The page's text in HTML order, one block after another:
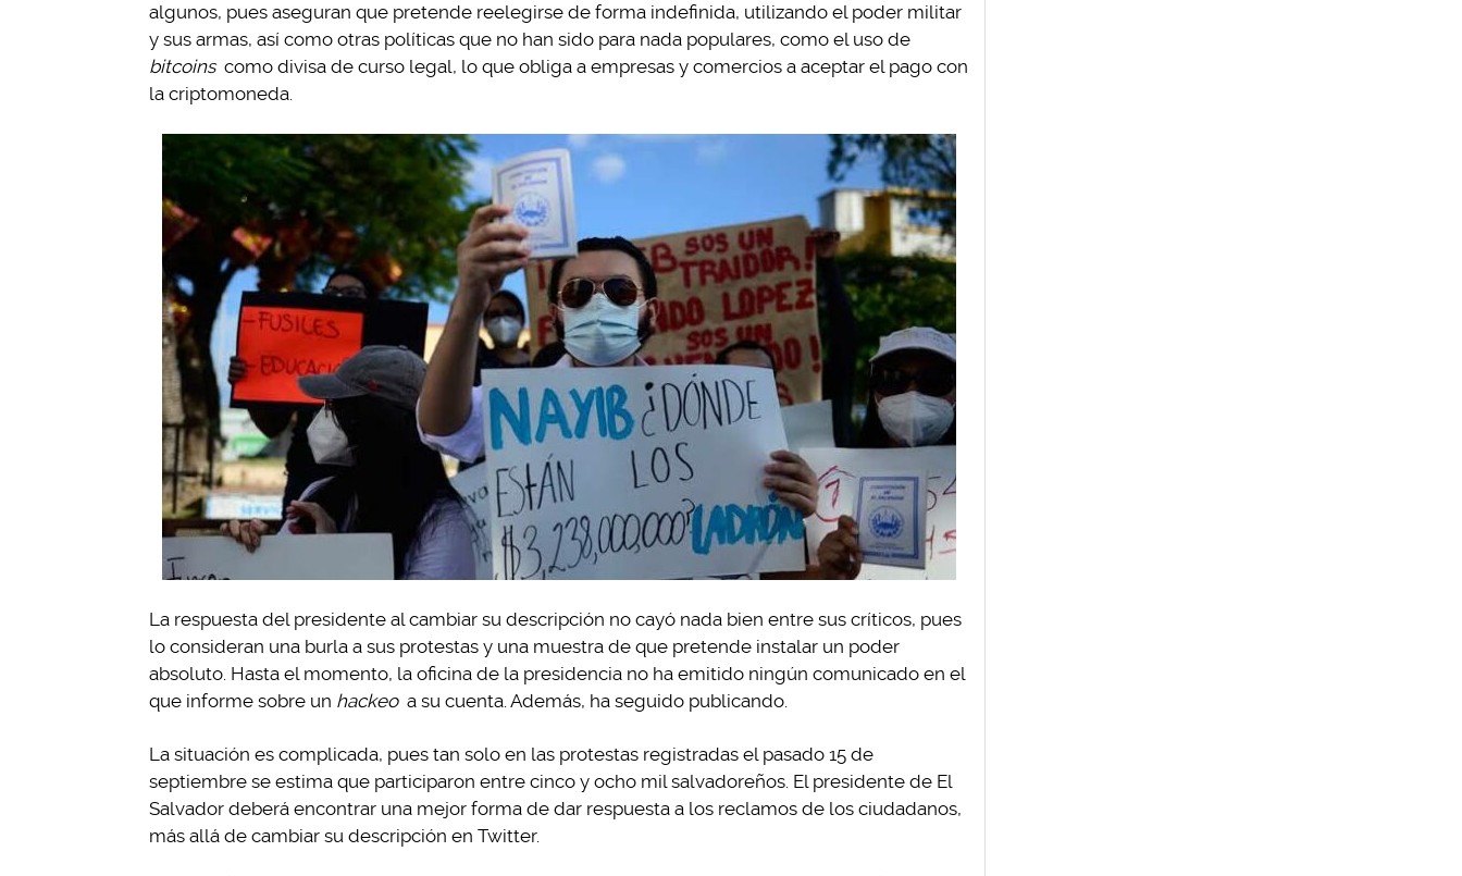
algunos, pues aseguran que pretende reelegirse de forma indefinida, utilizando el poder militar
y sus armas, así como otras políticas que no han sido para nada populares, como el uso de
bitcoins como divisa de curso legal, lo que obliga a empresas y comercios a aceptar el pago con
la criptomoneda.
La respuesta del presidente al cambiar su descripción no cayó nada bien entre sus críticos, pues
lo consideran una burla a sus protestas y una muestra de que pretende instalar un poder
absoluto. Hasta el momento, la oficina de la presidencia no ha emitido ningún comunicado en el
que informe sobre un hackeo a su cuenta. Además, ha seguido publicando.
La situación es complicada, pues tan solo en las protestas registradas el pasado 15 de
septiembre se estima que participaron entre cinco y ocho mil salvadoreños. El presidente de El
Salvador deberá encontrar una mejor forma de dar respuesta a los reclamos de los ciudadanos,
más allá de cambiar su descripción en Twitter.